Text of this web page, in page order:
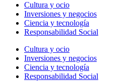
Cultura y ocio
Inversiones y negocios
Ciencia y tecnología
Responsabilidad Social
Cultura y ocio
Inversiones y negocios
Ciencia y tecnología
Responsabilidad Social